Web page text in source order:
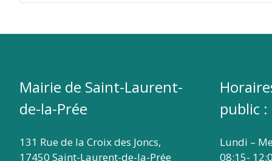
DE
PRÉE
Mairie de Saint-Laurent-
de-la-Prée
131 Rue de la Croix des Joncs,
17450 Saint-Laurent-de-la-Prée
public :
Lundi –
08:15-